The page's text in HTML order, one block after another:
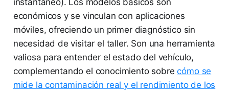
económicos y se vinculan con aplicaciones
móviles, ofreciendo un primer diagnóstico sin
necesidad de visitar el taller. Son una herramienta
valiosa para entender el estado del vehículo,
complementando el conocimiento sobrecómo se
mide la contaminación real y el rendimiento de los